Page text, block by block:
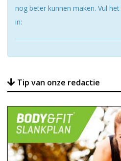
nog beter kunnen maken. Vul
in:
Tip van onze redactie